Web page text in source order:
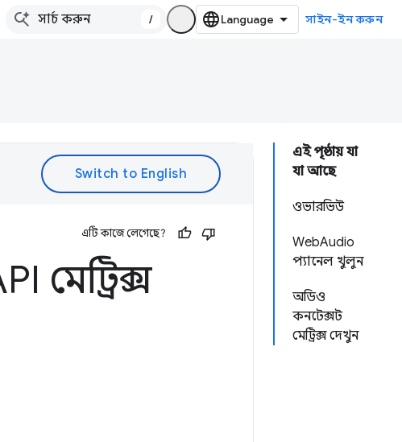
/ সাইন-ইন করুন
এই পৃষ্ঠায় যা
যা আছে
ওভারভিউ
WebAudio
প্যানেল খুলুন
অডিও
কনটেক্সট
মেট্রিক্স দেখুন
এটি কাজে লেগেছে?
মেট্রিক্স